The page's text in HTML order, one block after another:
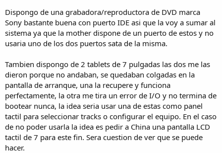
Dispongo de una grabadora/reproductora de DVD marca
Sony bastante buena con puerto IDE asi que la voy a sumar al
sistema ya que la mother dispone de un puerto de estos y no
usaria uno de los dos puertos sata de la misma.
Tambien dispongo de 2 tablets de 7 pulgadas las dos me las
dieron porque no andaban, se quedaban colgadas en la
pantalla de arranque, una la recupere y funciona
perfectamente, la otra me tira un error de I/O y no termina de
bootear nunca, la idea seria usar una de estas como panel
tactil para seleccionar tracks o configurar el equipo. En el caso
de no poder usarla la idea es pedir a China una pantalla LCD
tactil de 7 para este fin. Sera cuestion de ver que se puede
hacer.